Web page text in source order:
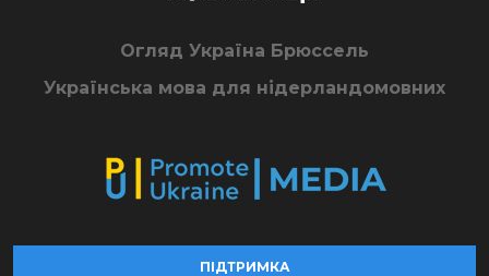
Огляд Україна Брюссель
Українська мова для нідерландомовних
ПІДТРИМКА